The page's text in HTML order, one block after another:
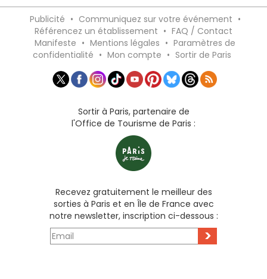
Publicité • Communiquez sur votre événement •
Référencez un établissement • FAQ / Contact
Manifeste • Mentions légales • Paramètres de
confidentialité • Mon compte • Sortir de Paris
Sortir à Paris, partenaire de
l'Office de Tourisme de Paris :
Recevez gratuitement le meilleur des
sorties à Paris et en Île de France avec
notre newsletter, inscription ci-dessous :
>